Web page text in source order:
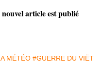
article est publié
MÉTÉO #GUERRE DU VIËT